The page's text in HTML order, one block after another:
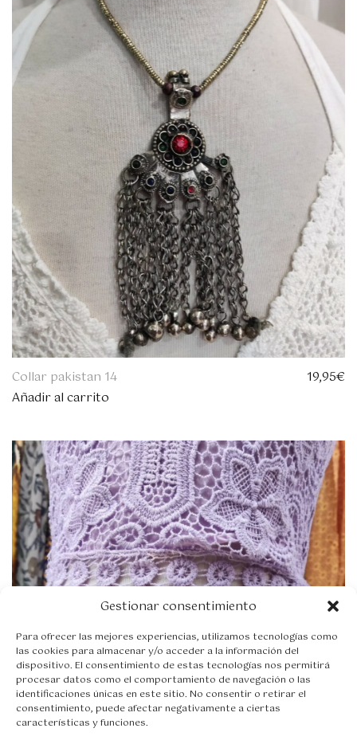
Gestionar consentimiento
Para ofrecer las mejores experiencias, utilizamos tecnologías como
las cookies para almacenar y/o acceder a la información del
dispositivo. El consentimiento de estas tecnologías nos permitirá
procesar datos como el comportamiento de navegación o las
identificaciones únicas en este sitio. No consentir o retirar el
consentimiento, puede afectar negativamente a ciertas
características y funciones.
Collar pakistan 14
Añadir al carrito
19,95€